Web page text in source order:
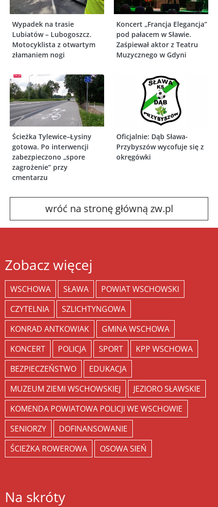
Wypadek na trasie
Lubiatów – Lubogoszcz.
Motocyklista z otwartym
złamaniem nogi
Koncert „Francja Elegancja”
pod pałacem w Sławie.
Zaśpiewał aktor z Teatru
Muzycznego w Gdyni
Ścieżka Tylewice–Łysiny
gotowa. Po interwencji
zabezpieczono „spore
zagrożenie” przy
cmentarzu
Oficjalnie: Dąb Sława-
Przybyszów wycofuje się z
okręgówki
wróć na stronę główną zw.pl
Zobacz więcej
WSCHOWA SŁAWA
POWIAT WSCHOWSKI
CZYTELNIA
SZLICHTYNGOWA
KONRAD ANTKOWIAK
GMINA WSCHOWA
KONCERT
POLICJA SPORT
KPP WSCHOWA
BEZPIECZEŃSTWO
EDUKACJA
MUZEUM ZIEMI WSCHOWSKIEJ
JEZIORO SŁAWSKIE
KOMENDA POWIATOWA POLICJI WE WSCHOWIE
SENIORZY
DOFINANSOWANIE
ŚCIEŻKA ROWEROWA
OSOWA SIEŃ
Na skróty